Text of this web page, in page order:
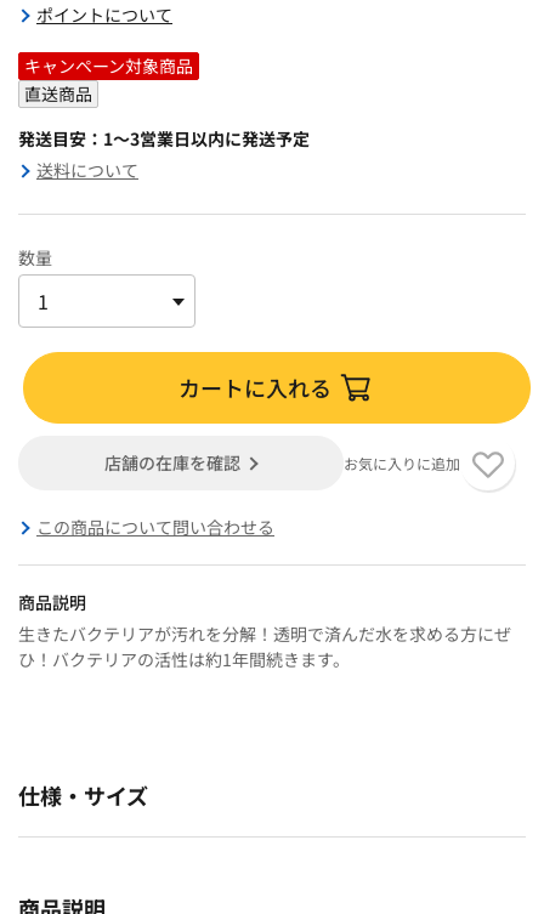
ポイントについて
キャンペーン対象商品
直送商品
発送目安：1～3営業日以内に発送予定
送料について
数量
カートに入れる
店舗の在庫を確認 お気に入りに追加
この商品について問い合わせる
商品説明
生きたバクテリアが汚れを分解！透明で済んだ水を求める方にぜ
ひ！バクテリアの活性は約1年間続きます。
仕様・サイズ